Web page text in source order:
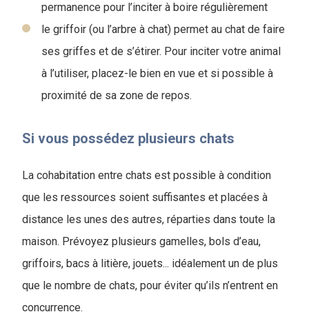
permanence pour l’inciter à boire régulièrement
le griffoir (ou l’arbre à chat) permet au chat de faire
ses griffes et de s’étirer. Pour inciter votre animal
à l’utiliser, placez-le bien en vue et si possible à
proximité de sa zone de repos.
Si vous possédez plusieurs chats
La cohabitation entre chats est possible à condition
que les ressources soient suffisantes et placées à
distance les unes des autres, réparties dans toute la
maison. Prévoyez plusieurs gamelles, bols d’eau,
griffoirs, bacs à litière, jouets... idéalement un de plus
que le nombre de chats, pour éviter qu’ils n’entrent en
concurrence.